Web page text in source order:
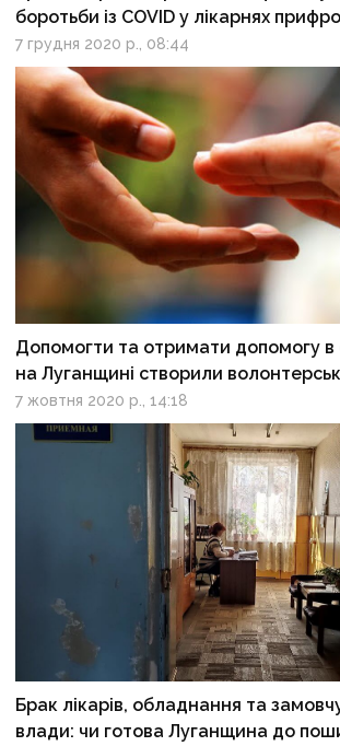
боротьби із COVID у лікарнях
7 грудня 2020 р., 08:44
Допомогти та отримати допомогу в
на Луганщині створили
7 жовтня 2020 р., 14:18
Брак лікарів, обладнання та
влади: чи готова Луганщина до